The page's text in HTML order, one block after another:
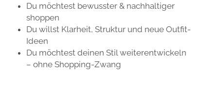
Du möchtest bewusster & nachhaltiger
shoppen
Du willst Klarheit, Struktur und neue Outfit-
Ideen
Du möchtest deinen Stil weiterentwickeln
– ohne Shopping-Zwang